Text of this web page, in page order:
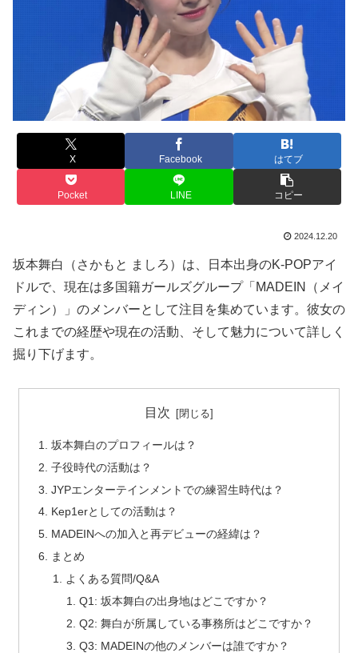
X Facebook はてブ
Pocket LINE コピー
2024.12.20
坂本舞白（さかもと ましろ）は、日本出身のK-POPアイ
ドルで、現在は多国籍ガールズグループ「MADEIN（メイ
ディン）」のメンバーとして注目を集めています。彼女の
これまでの経歴や現在の活動、そして魅力について詳しく
掘り下げます。
目次
坂本舞白のプロフィールは？
子役時代の活動は？
JYPエンターテインメントでの練習生時代は？
Kep1erとしての活動は？
MADEINへの加入と再デビューの経緯は？
まとめ
よくある質問/Q&A
Q1: 坂本舞白の出身地はどこですか？
Q2: 舞白が所属している事務所はどこですか？
Q3: MADEINの他のメンバーは誰ですか？